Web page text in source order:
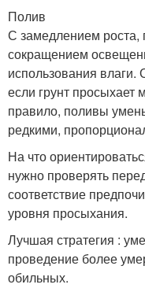
Полив
С замедлением роста,
сокращением
использования
если грунт просыхает
правило, поливы
редкими,
На что
нужно проверять
соответствие
уровня просыхания.
Лучшая стратегия :
проведение более
обильных.